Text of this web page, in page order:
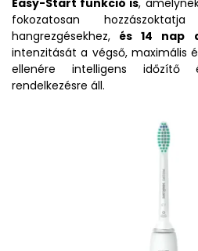
Easy-Start funkció is,
fokozatosan
hangrezgésekhez, és 14 nap
intenzitását a végső, maximális
ellenére intelligens időzítő
rendelkezésre áll.